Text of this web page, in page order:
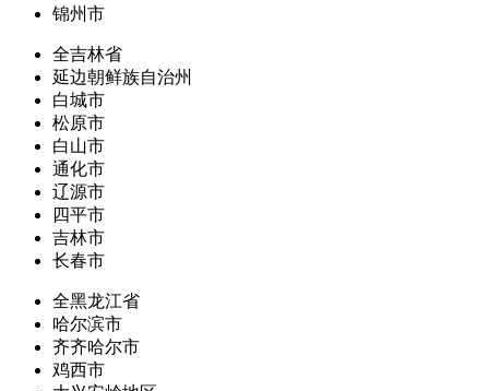
锦州市
全吉林省
延边朝鲜族自治州
白城市
松原市
白山市
通化市
辽源市
四平市
吉林市
长春市
全黑龙江省
哈尔滨市
齐齐哈尔市
鸡西市